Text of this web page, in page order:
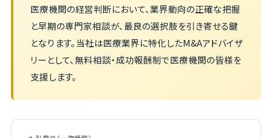
医療機関の経営判断において、業界動向の正確な把握
と早期の専門家相談が、最良の選択肢を引き寄せる鍵
となります。当社は医療業界に特化したM&Aアドバイザ
リーとして、無料相談・成功報酬制で医療機関の皆様を
支援します。